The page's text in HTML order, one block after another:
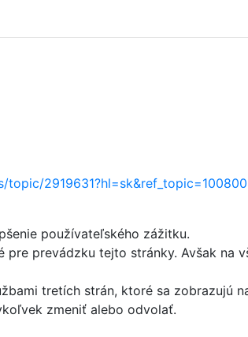
používateľského zážitku.
prevádzku tejto stránky. Avšak
tretích strán, ktoré sa zobrazujú
zmeniť alebo odvolať.